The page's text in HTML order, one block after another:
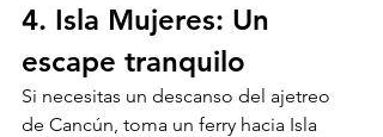
4. Isla Mujeres: Un
escape tranquilo
Si necesitas un descanso del ajetreo
de Cancún, toma un ferry hacia Isla